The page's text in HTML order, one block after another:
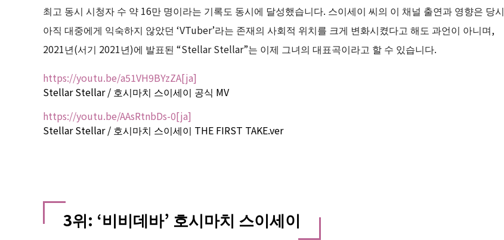
최고 동시 시청자 수 약 16만 명이라는 기록도 동시에 달성했습니다. 스이세이 씨의 이 채널 출연과 영향은 당시
아직 대중에게 익숙하지 않았던 ‘VTuber’라는 존재의 사회적 위치를 크게 변화시켰다고 해도 과언이 아니며,
2021년(서기 2021년)에 발표된 “Stellar Stellar”는 이제 그녀의 대표곡이라고 할 수 있습니다.
https://youtu.be/a51VH9BYzZA[ja]
Stellar Stellar / 호시마치 스이세이 공식 MV
https://youtu.be/AAsRtnbDs-0[ja]
Stellar Stellar / 호시마치 스이세이 THE FIRST TAKE.ver
3위: ‘비비데바’ 호시마치 스이세이